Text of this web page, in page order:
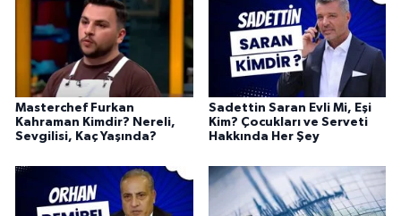
Masterchef Furkan
Kahraman Kimdir? Nereli,
Sevgilisi, Kaç Yaşında?
Sadettin Saran Evli Mi, Eşi
Kim? Çocukları ve Serveti
Hakkında Her Şey